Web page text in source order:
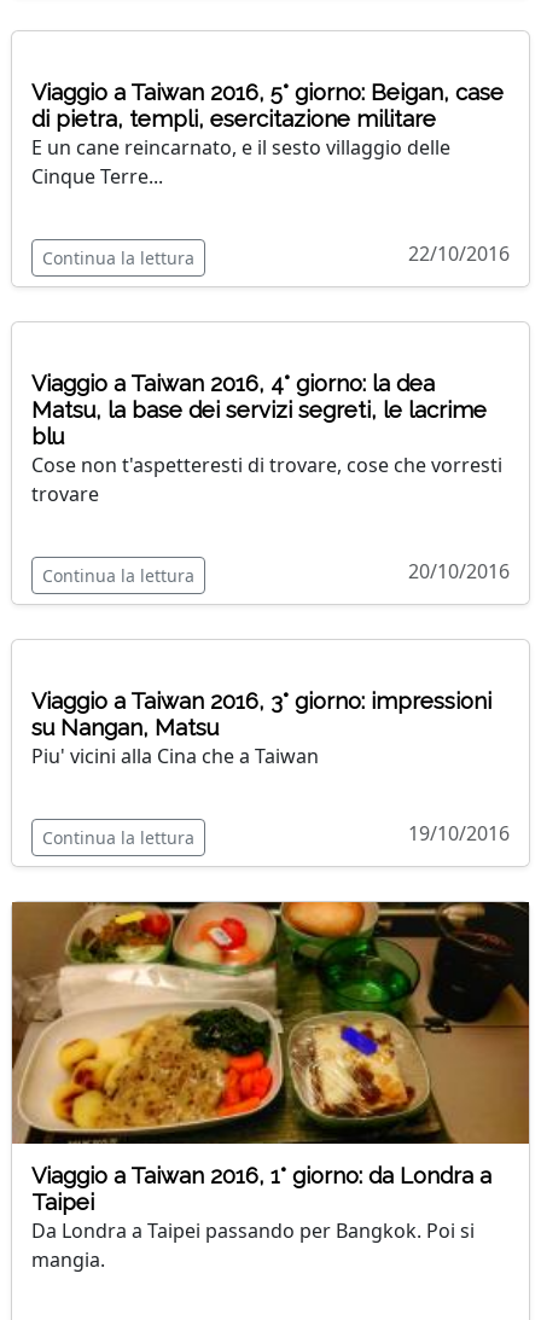
Viaggio a Taiwan 2016, 5° giorno: Beigan, case
di pietra, templi, esercitazione militare
E un cane reincarnato, e il sesto villaggio delle
Cinque Terre...
Continua la lettura 22/10/2016
Viaggio a Taiwan 2016, 4° giorno: la dea
Matsu, la base dei servizi segreti, le lacrime
blu
Cose non t'aspetteresti di trovare, cose che vorresti
trovare
Continua la lettura 20/10/2016
Viaggio a Taiwan 2016, 3° giorno: impressioni
su Nangan, Matsu
Piu' vicini alla Cina che a Taiwan
Continua la lettura 19/10/2016
Viaggio a Taiwan 2016, 1° giorno: da Londra a
Taipei
Da Londra a Taipei passando per Bangkok. Poi si
mangia.